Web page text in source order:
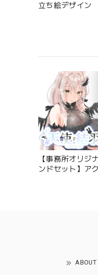
立ち絵デザイ
【事務所オリジ
ンドセット】ア
ABOUT